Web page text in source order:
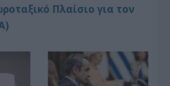
Πλαίσιο για τον